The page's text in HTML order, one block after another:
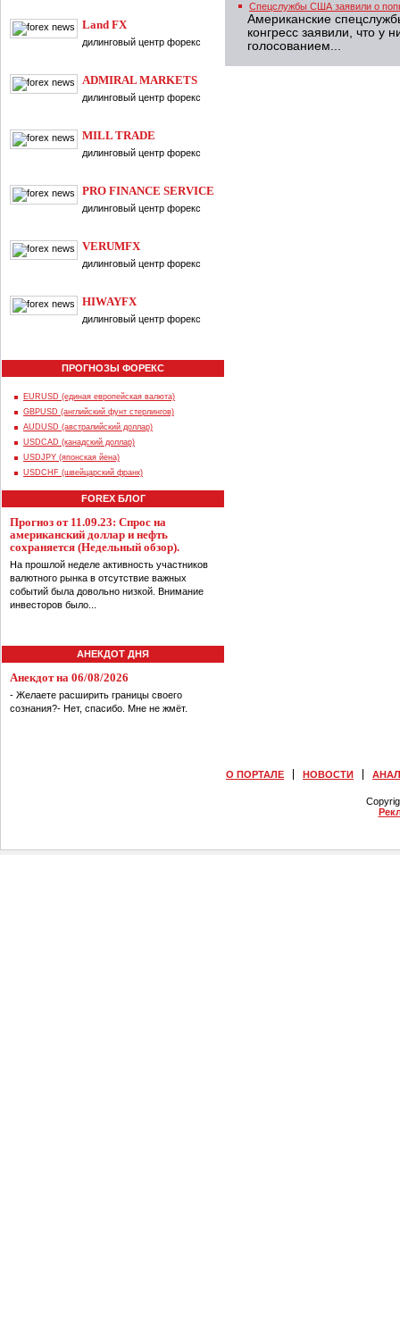
Land FX
дилинговый центр форекс
ADMIRAL MARKETS
дилинговый центр форекс
MILL TRADE
дилинговый центр форекс
PRO FINANCE SERVICE
дилинговый центр форекс
VERUMFX
дилинговый центр форекс
HIWAYFX
дилинговый центр форекс
ПРОГНОЗЫ ФОРЕКС
EURUSD (единая европейская валюта)
GBPUSD (английский фунт стерлингов)
AUDUSD (австралийский доллар)
USDCAD (канадский доллар)
USDJPY (японская йена)
USDCHF (швейцарский франк)
FOREX БЛОГ
Прогноз от 11.09.23: Спрос на
американский доллар и нефть
сохраняется (Недельный обзор).
На прошлой неделе активность участников
валютного рынка в отсутствие важных
событий была довольно низкой. Внимание
инвесторов было...
АНЕКДОТ ДНЯ
Анекдот на 06/08/2026
- Желаете расширить границы своего
сознания?- Нет, спасибо. Мне не жмёт.
Спецслужбы США заявили о
Американские
конгресс заявили, что у
голосованием...
О ПОРТАЛЕ НОВОСТИ